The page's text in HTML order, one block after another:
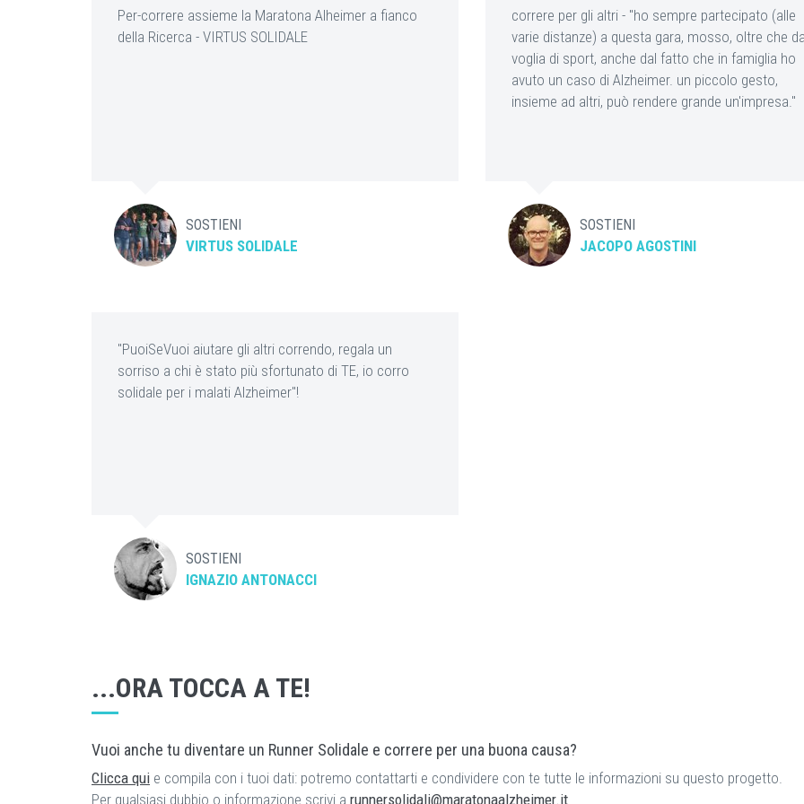
Per-correre assieme la Maratona Alheimer a fianco
della Ricerca - VIRTUS SOLIDALE
SOSTIENI
VIRTUS SOLIDALE
correre per gli altri - "ho sempre partecipato (alle
varie distanze) a questa gara, mosso, oltre che
voglia di sport, anche dal fatto che in famiglia ho
avuto un caso di Alzheimer. un piccolo gesto,
insieme ad altri, può rendere grande un'impresa."
SOSTIENI
JACOPO AGOSTINI
"PuoiSeVuoi aiutare gli altri correndo, regala un
sorriso a chi è stato più sfortunato di TE, io corro
solidale per i malati Alzheimer"!
SOSTIENI
IGNAZIO ANTONACCI
...ORA TOCCA A TE!
Vuoi anche tu diventare un Runner Solidale e correre per una buona causa?
Clicca qui e compila con i tuoi dati: potremo contattarti e condividere con te tutte le informazioni su questo progetto.
Per qualsiasi dubbio o informazione scrivi a runnersolidali@maratonaalzheimer.it